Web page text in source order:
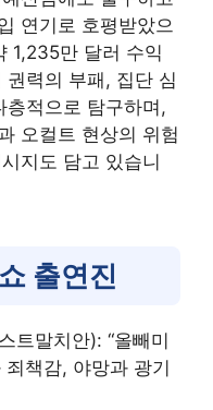
연기로 호평받았으
1,235만 달러 수익
력의 부패, 집단 심
적으로 탐구하며,
오컬트 현상의 위험
지도 담고 있습니
출연진
트말치안): “올빼미
책감, 야망과 광기